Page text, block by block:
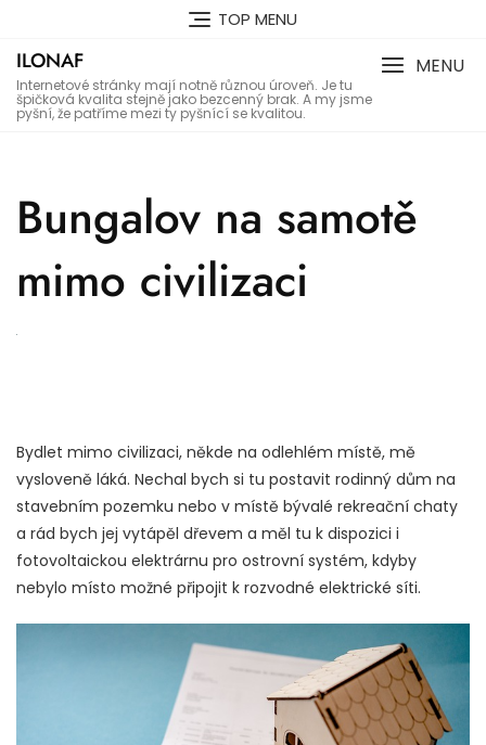
content
TOP MENU
ILONAF
Internetové stránky mají notně různou úroveň. Je tu
špičková kvalita stejně jako bezcenný brak. A my jsme
pyšní, že patříme mezi ty pyšnící se kvalitou.
MENU
Bungalov na samotě
mimo civilizaci
Bydlet mimo civilizaci, někde na odlehlém místě, mě
vysloveně láká. Nechal bych si tu postavit rodinný dům na
stavebním pozemku nebo v místě bývalé rekreační chaty
a rád bych jej vytápěl dřevem a měl tu k dispozici i
fotovoltaickou elektrárnu pro ostrovní systém, kdyby
nebylo místo možné připojit k rozvodné elektrické síti.